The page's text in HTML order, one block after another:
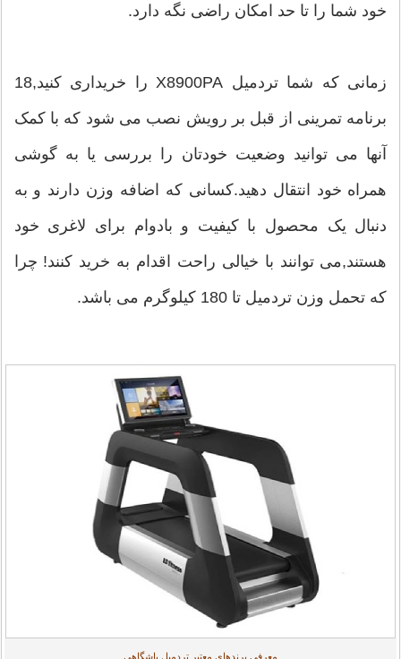
خود شما را تا حد امکان راضی نگه دارد.
زمانی که شما تردمیل X8900PA را خریداری کنید,18
برنامه تمرینی از قبل بر رویش نصب می شود که با کمک
آنها می توانید وضعیت خودتان را بررسی یا به گوشی
همراه خود انتقال دهید.کسانی که اضافه وزن دارند و به
دنبال یک محصول با کیفیت و بادوام برای لاغری خود
هستند,می توانند با خیالی راحت اقدام به خرید کنند! چرا
که تحمل وزن تردمیل تا 180 کیلوگرم می باشد.
معرفی برندهای معتبر تردمیل باشگاهی